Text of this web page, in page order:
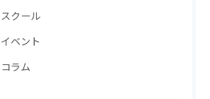
スクール
イベント
コラム